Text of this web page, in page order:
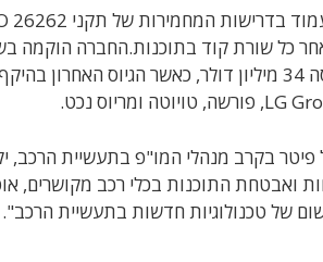
של פיטר בקרב מנהלי המו"פ בתעשיית
ואבטחת התוכנות בכלי רכב מקושרים,
של טכנולוגיות חדשות בתעשיית הרכב".